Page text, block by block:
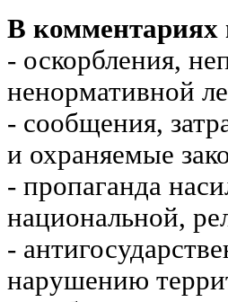
В комментариях
- оскорбления,
ненормативной
- сообщения,
и охраняемые
- пропаганда
национальной,
-
нарушению